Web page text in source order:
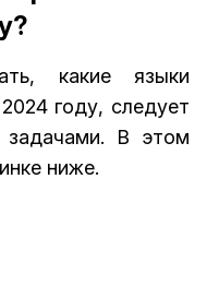
какие языки
году, следует
задачами. В этом
ниже.